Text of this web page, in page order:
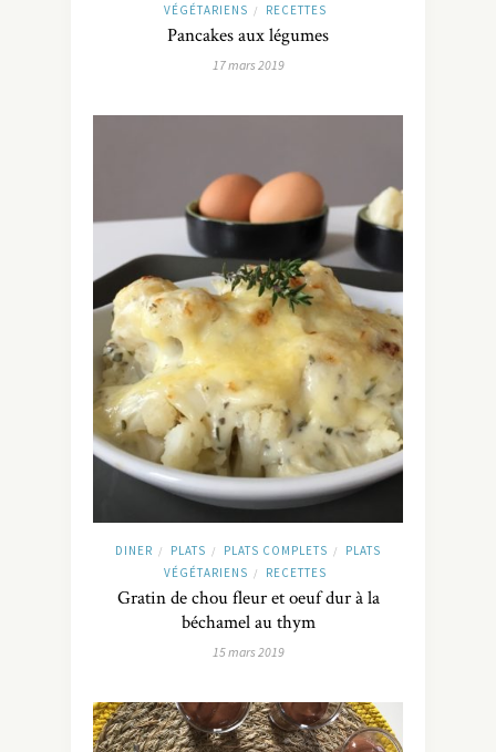
VÉGÉTARIENS / RECETTES
Pancakes aux légumes
17 mars 2019
DINER / PLATS / PLATS COMPLETS /
PLATS
VÉGÉTARIENS / RECETTES
Gratin de chou fleur et oeuf dur à la
béchamel au thym
15 mars 2019